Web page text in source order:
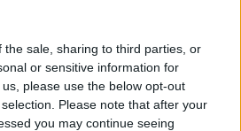
the sale, sharing to third parties, or
or sensitive information for
please use the below opt-out
Please note that after your
you may continue seeing
megtorláson.
történő Moszkvával
csatornáinak nyitva kell
a Financial Times.